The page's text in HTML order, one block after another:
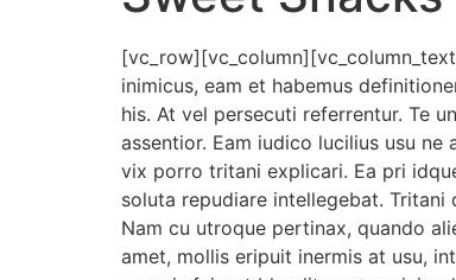
inimicus, eam et habemus
his. At vel persecuti referrentur. Te
assentior. Eam iudico lucilius usu
vix porro tritani explicari. Ea pri
soluta repudiare intellegebat.
Nam cu utroque pertinax, quando
amet, mollis eripuit inermis at usu,